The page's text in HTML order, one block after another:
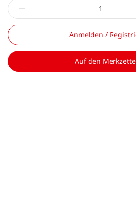
Anmelden /
Auf den